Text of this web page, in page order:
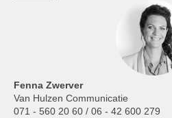
Fenna Zwerver
Van Hulzen Communicatie
071 - 560 20 60 / 06 - 42 600 279